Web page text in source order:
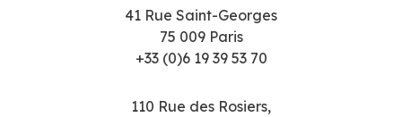
41 Rue Saint-Georges
75 009 Paris
+33 (0)6 19 39 53 70
110 Rue des Rosiers,